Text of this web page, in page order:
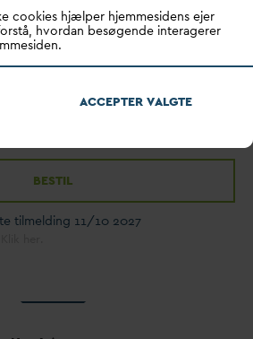
83, 8660 Skanderborg
(IKKE MEDLEMMER)
BESTIL
tilmelding 11/10 2027
cookies hjælper hjemmesidens ejer
hvordan besøgende interagerer
ACCEPTERVALGTE